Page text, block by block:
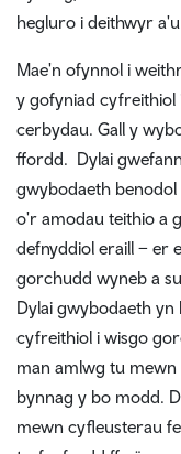
hegluro i deithwyr
Mae'n ofynnol i
y gofyniad cyfreithiol
cerbydau. Gall y
ffordd. Dylai
gwybodaeth
o'r amodau teithio a
defnyddiol eraill – er
gorchudd wyneb a
Dylai gwybodaeth
cyfreithiol i wisgo
man amlwg tu mewn
bynnag y bo modd.
mewn cyfleusterau